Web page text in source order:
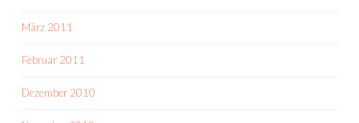
März 2011
Februar 2011
Dezember 2010